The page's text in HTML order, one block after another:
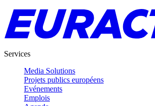
Services
Media Solutions
Projets publics européens
Evénements
Emplois